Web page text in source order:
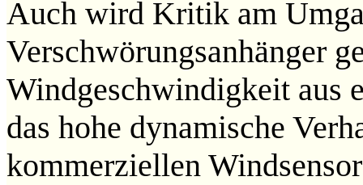
Auch wird Kritik am
Verschwörungsanhänger
Windgeschwindigkeit aus
das hohe dynamische
kommerziellen